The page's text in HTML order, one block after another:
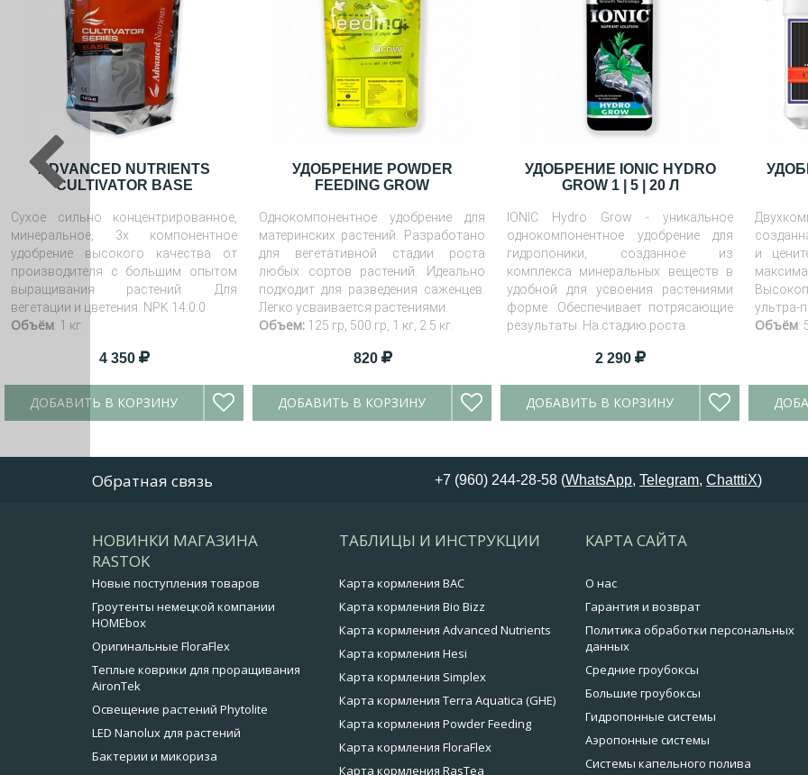
ADVANCED NUTRIENTS
CULTIVATOR BASE
Сухое сильно концентрированное,
минеральное, 3х компонентное
удобрение высокого качества от
производителя с большим опытом
выращивания растений. Для
вегетации и цветения. NPK 14:0:0
Объём: 1 кг.
4 350
ДОБАВИТЬ В КОРЗИНУ
УДОБРЕНИЕ POWDER
FEEDING GROW
Однокомпонентное удобрение для
материнских растений. Разработано
для вегетативной стадии роста
любых сортов растений. Идеально
подходит для разведения саженцев.
Легко усваивается растениями.
Объем: 125 гр, 500 гр, 1 кг, 2.5 кг.
820
ДОБАВИТЬ В КОРЗИНУ
УДОБРЕНИЕ IONIC HYDRO
GROW 1 | 5 | 20 Л
IONIC Hydro Grow - уникальное
однокомпонентное удобрение для
гидропоники, созданное из
комплекса минеральных веществ в
удобной для усвоения растениями
форме. Обеспечивает потрясающие
результаты. На стадию роста.
2 290
ДОБАВИТЬ В КОРЗИНУ
и
ультра-
Объём:
Обратная связь +7 (960) 244-28-58 (WhatsApp,Telegram,ChatttiX)
НОВИНКИ МАГАЗИНА
RASTOK
Новые поступления товаров
Гроутенты немецкой компании
HOMEbox
Оригинальные FloraFlex
Теплые коврики для проращивания
AironTek
Освещение растений Phytolite
LED Nanolux для растений
Бактерии и микориза
ТАБЛИЦЫ И ИНСТРУКЦИИ
Карта кормления BAC
Карта кормления Bio Bizz
Карта кормления Advanced Nutrients
Карта кормления Hesi
Карта кормления Simplex
Карта кормления Terra Aquatica (GHE)
Карта кормления Powder Feeding
Карта кормления FloraFlex
Карта кормления RasTea
КАРТА САЙТА
О нас
Гарантия и возврат
Политика обработки персональных
данных
Средние гроубоксы
Большие гроубоксы
Гидропонные системы
Аэропонные системы
Системы капельного полива